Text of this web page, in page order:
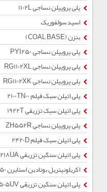
پلی پروپیلن نساجی 1102L
اسید سولفوریک
بنزن (COAL BASE)
پلی پروپیلن نساجی PYI250
پلی پروپیلن نساجی RG1102XL
پلی پروپیلن نساجی RG1102XK
پلی اتیلن سبک فیلم 2100TN00
پلی اتیلن سبک تزریقی 1922T
پلی پروپیلن نساجی ZH552R
پلی اتیلن سبک فیلم 2420D
پلی اتیلن سنگین تزریقی 5218UA
اکریلونیتریل بوتادین استایرن 0150
پلی اتیلن سنگین تزریقی 52505UV